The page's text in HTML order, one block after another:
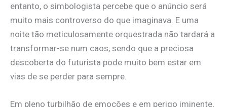
entanto, o simbologista percebe que o anúncio será
muito mais controverso do que imaginava. E uma
noite tão meticulosamente orquestrada não tardará a
transformar-se num caos, sendo que a preciosa
descoberta do futurista pode muito bem estar em
vias de se perder para sempre.
Em pleno turbilhão de emoções e em perigo iminente,